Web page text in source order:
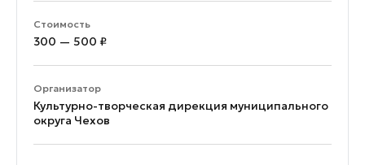
Стоимость
300 — 500 ₽
Организатор
Культурно-творческая дирекция муниципального
округа Чехов